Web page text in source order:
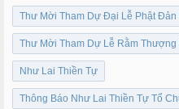
Thư Mời Tham Dự Đại Lễ Phật
Thư Mời Tham Dự Lễ Rằm
Như Lai Thiền Tự
Thông Báo Như Lai Thiền Tự Tổ